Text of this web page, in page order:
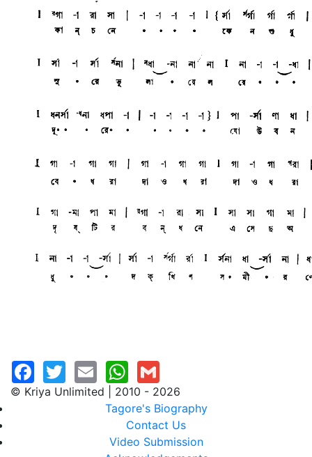
© Kriya Unlimited | 2010 - 2026
Tagore's Biography
Contact Us
Video Submission